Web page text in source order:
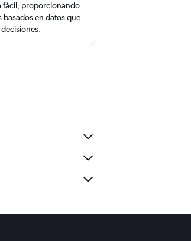
fácil, proporcionando
en datos que